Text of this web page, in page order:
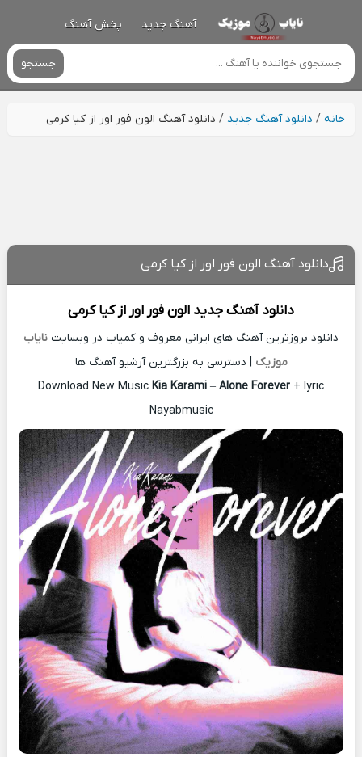
آهنگ جدید پخش آهنگ
جستجو
خانه/ دانلود آهنگ جدید / دانلود آهنگ الون فور اور از کیا کرمی
دانلود آهنگ الون فور اور از کیا کرمی
دانلود آهنگ جدید الون فور اور ازکیا کرمی
دانلود بروزترین آهنگ های ایرانی معروف و کمیاب در وبسایت نایاب
موزیک | دسترسی به بزرگترین آرشیو آهنگ ها
Download New Music Kia Karami – Alone Forever + lyric
Nayabmusic